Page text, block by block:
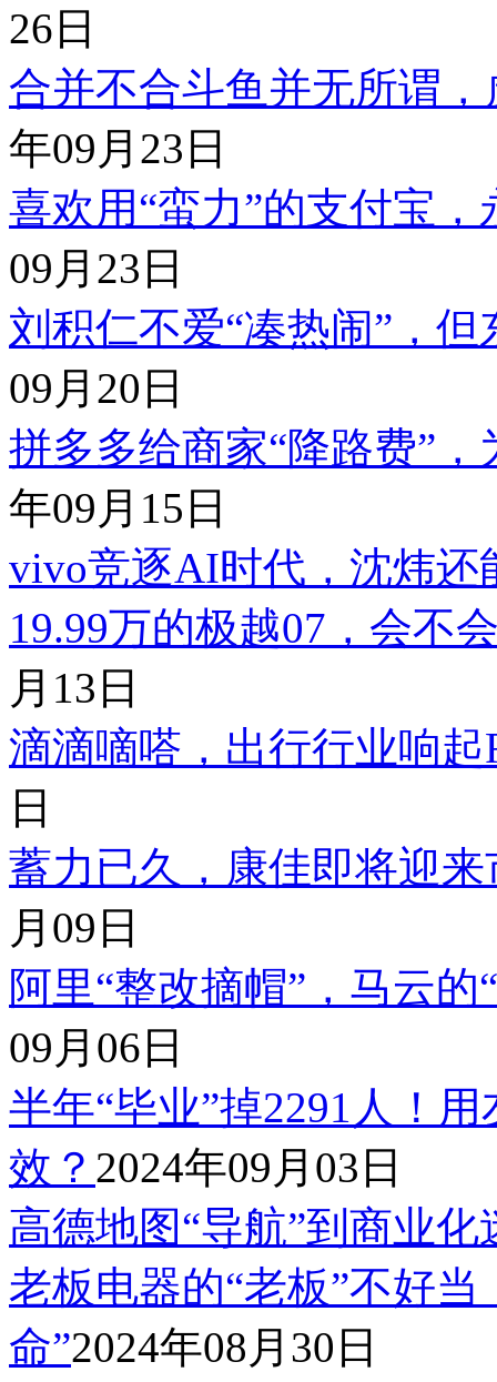
26日
合并不合斗鱼并无所谓
年09月23日
喜欢用“蛮力”的支付宝
09月23日
刘积仁不爱“凑热闹”，
09月20日
拼多多给商家“降路费”
年09月15日
vivo竞逐AI时代，‌沈炜还
19.99万的极越07，会不
月13日
滴滴嘀嗒，出行行业响起
日
蓄力已久，康佳即将迎
月09日
阿里“整改摘帽”，马云
09月06日
半年“毕业”掉2291人！
效？ 2024年09月03日
高德地图“导航”到商业化
老板电器的“老板”不好
命”2024年08月30日